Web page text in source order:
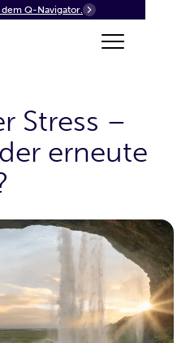
dem Q-Navigator.
Stress –
erneute